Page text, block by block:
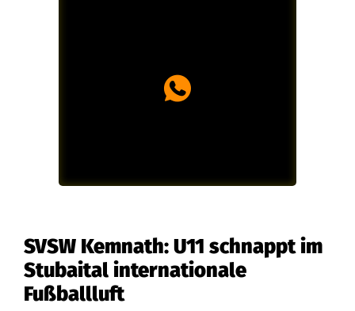
SVSW Kemnath: U11 schnappt im
Stubaital internationale
Fußballluft